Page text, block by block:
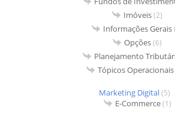
Imóveis(2)
Informações Gerais
Opções(6)
Planejamento
Tópicos Operacionais
Marketing Digital(5)
E-Commerce(1)